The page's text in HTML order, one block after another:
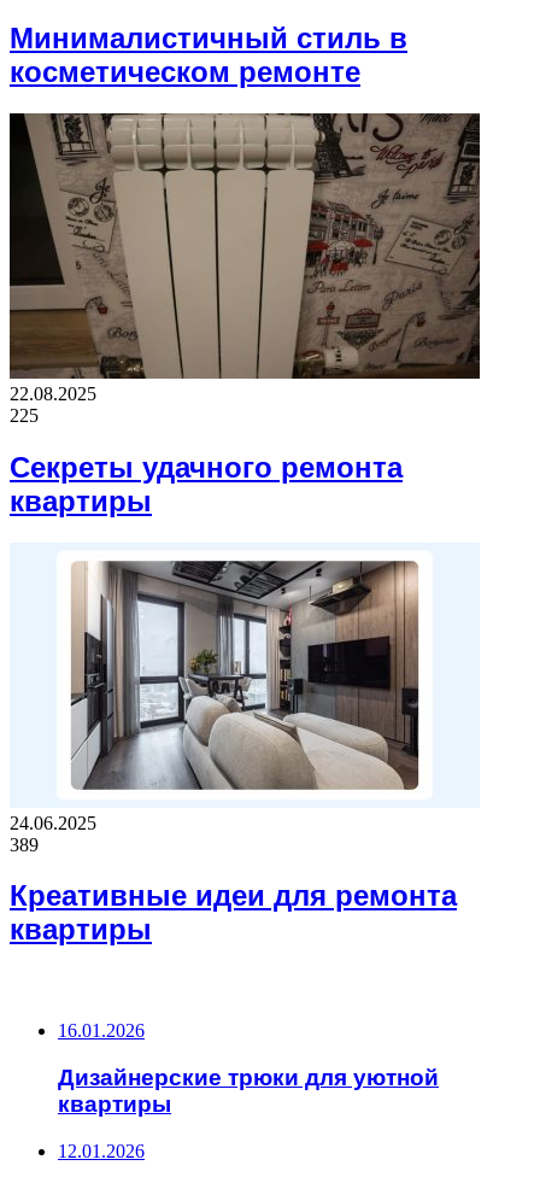
Минималистичный стиль в
косметическом ремонте
22.08.2025
225
Секреты удачного ремонта
квартиры
24.06.2025
389
Креативные идеи для ремонта
квартиры
16.01.2026
Дизайнерские трюки для уютной
квартиры
12.01.2026